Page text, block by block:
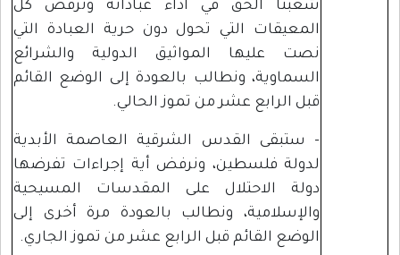
شعبنا الحق في أداء عباداته ونرفض كل
المعيقات التي تحول دون حرية العبادة التي
نصت عليها المواثيق الدولية والشرائع
السماوية، ونطالب بالعودة إلى الوضع القائم
قبل الرابع عشر من تموز الحالي.
- ستبقى القدس الشرقية العاصمة الأبدية
لدولة فلسطين، ونرفض أية إجراءات تفرضها
دولة الاحتلال على المقدسات المسيحية
والإسلامية، ونطالب بالعودة مرة أخرى إلى
الوضع القائم قبل الرابع عشر من تموز الجاري.